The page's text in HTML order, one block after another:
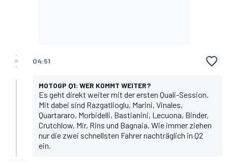
04:51
MOTOGP Q1: WER KOMMT WEITER?
Es geht direkt weiter mit der ersten Quali-Session.
Mit dabei sind Razgatlioglu, Marini, Vinales,
Quartararo, Morbidelli, Bastianini, Lecuona, Binder,
Crutchlow, Mir, Rins und Bagnaia. Wie immer ziehen
nur die zwei schnellsten Fahrer nachträglich in Q2
ein.